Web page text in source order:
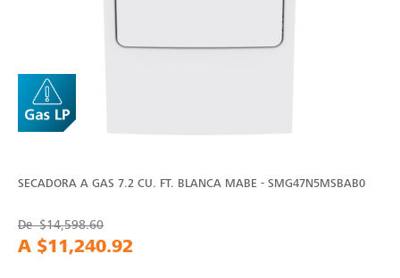
SECADORA A GAS 7.2 CU. FT. BLANCA MABE - SMG47N5MSBAB0
De$14,598.60
A $11,240.92